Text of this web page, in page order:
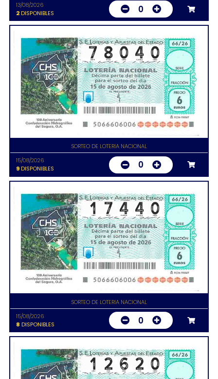
13/08/2026
2DISPONIBLES 0
SORTEO DE LOTERIA NACIONAL
15/08/2026
9DISPONIBLES 0
SORTEO DE LOTERIA NACIONAL
15/08/2026
8 DISPONIBLES 0